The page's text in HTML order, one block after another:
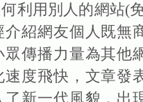
利用別人的網站(
紹網友個人既無
傳播力量為其他
度飛快，文章發
新一代風貌，出